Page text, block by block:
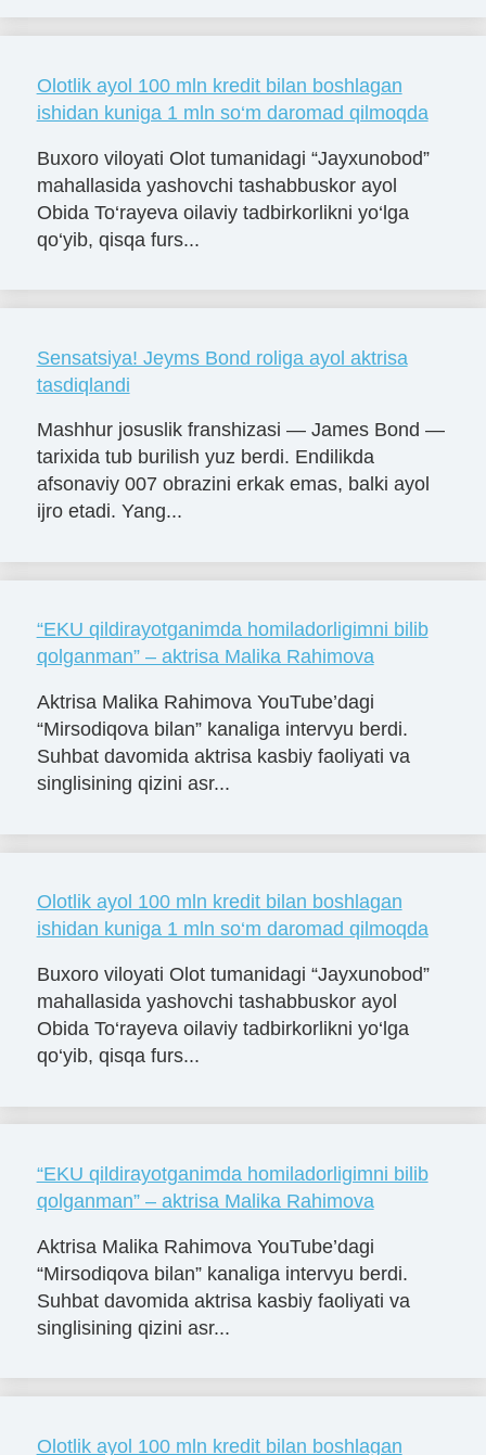
Olotlik ayol 100 mln kredit bilan boshlagan
ishidan kuniga 1 mln so‘m daromad qilmoqda
Buxoro viloyati Olot tumanidagi “Jayxunobod”
mahallasida yashovchi tashabbuskor ayol
Obida To‘rayeva oilaviy tadbirkorlikni yo‘lga
qo‘yib, qisqa furs...
Sensatsiya! Jeyms Bond roliga ayol aktrisa
tasdiqlandi
Mashhur josuslik franshizasi — James Bond —
tarixida tub burilish yuz berdi. Endilikda
afsonaviy 007 obrazini erkak emas, balki ayol
ijro etadi. Yang...
“EKU qildirayotganimda homiladorligimni bilib
qolganman” – aktrisa Malika Rahimova
Aktrisa Malika Rahimova YouTube’dagi
“Mirsodiqova bilan” kanaliga intervyu berdi.
Suhbat davomida aktrisa kasbiy faoliyati va
singlisining qizini asr...
Olotlik ayol 100 mln kredit bilan boshlagan
ishidan kuniga 1 mln so‘m daromad qilmoqda
Buxoro viloyati Olot tumanidagi “Jayxunobod”
mahallasida yashovchi tashabbuskor ayol
Obida To‘rayeva oilaviy tadbirkorlikni yo‘lga
qo‘yib, qisqa furs...
“EKU qildirayotganimda homiladorligimni bilib
qolganman” – aktrisa Malika Rahimova
Aktrisa Malika Rahimova YouTube’dagi
“Mirsodiqova bilan” kanaliga intervyu berdi.
Suhbat davomida aktrisa kasbiy faoliyati va
singlisining qizini asr...
Olotlik ayol 100 mln kredit bilan boshlagan